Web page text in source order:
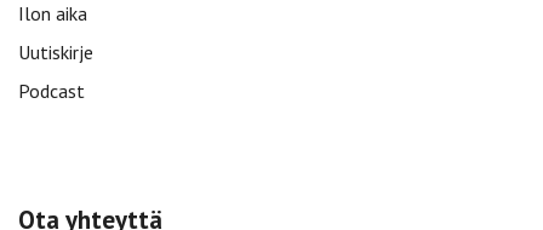
Ilon aika
Uutiskirje
Podcast
Ota yhteyttä